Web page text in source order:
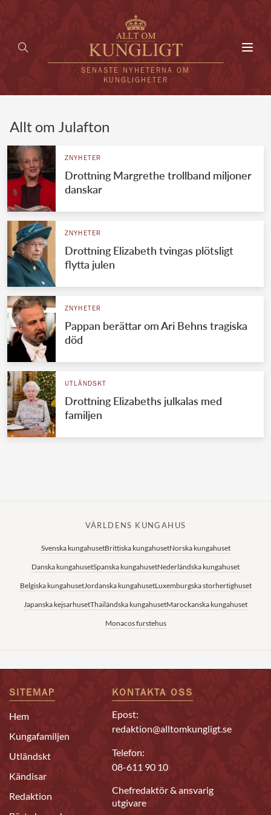
SENASTE NYHETERNA OM
KUNGLIGHETER
UTLÄNDSKT
VÄRLDENS KUNGAHUS
Svenska kungahuset
Brittiska kungahuset
Danska kungahuset
Jordanska kungahuset
Luxemburgska storhertighuset
Japanska kejsarhuset
REDAKTION
Allt om Julafton
ZNYHETER
Drottning Margrethe trollband miljoner
danskar
ZNYHETER
Drottning Elizabeth tvingas plötsligt
flytta julen
ZNYHETER
Pappan berättar om Ari Behns tragiska
död
UTLÄNDSKT
Drottning Elizabeths julkalas med
familjen
VÄRLDENS KUNGAHUS
Svenska kungahusetBrittiska kungahusetNorska kungahuset
Danska kungahusetSpanska kungahusetNederländska kungahuset
Belgiska kungahusetJordanska kungahusetLuxemburgska storhertighuset
Japanska kejsarhusetThailändska kungahusetMarockanska kungahuset
Monacos furstehus
SITEMAP
Hem
Kungafamiljen
Utländskt
Kändisar
Redaktion
KONTAKTA OSS
Epost:
redaktion@alltomkungligt.se
Telefon:
08-611 90 10
Chefredaktör & ansvarig
utgivare